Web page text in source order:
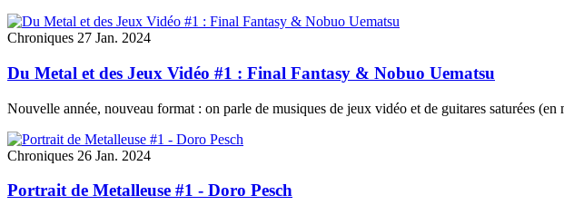
Chroniques 27 Jan. 2024
Du Metal et des Jeux Vidéo #1 : Final Fantasy & Nobuo Uematsu
Nouvelle année, nouveau format : on parle de musiques de jeux vidéo et de guitares saturées
Chroniques 26 Jan. 2024
Portrait de Metalleuse #1 - Doro Pesch